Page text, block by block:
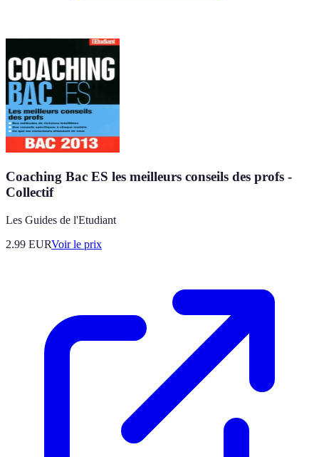
Coaching Bac ES les meilleurs conseils des profs -
Collectif
Les Guides de l'Etudiant
2.99 EURVoir le prix